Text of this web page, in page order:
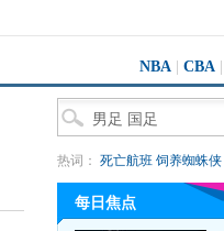
NBA CBA
热词： 死亡航班 饲养蜘蛛侠
每日焦点